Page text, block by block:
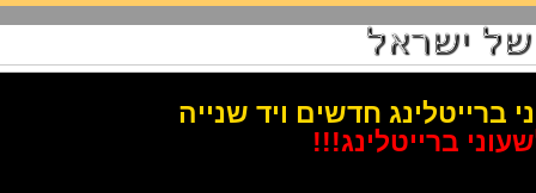
חדשים ויד שנייה
ברייטלינג!!!